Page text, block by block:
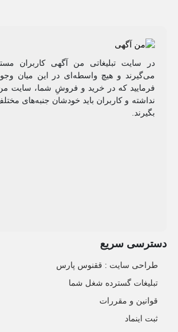
در سایت تبلیغاتی من آگهی کاربران
می‌گیرند و هیچ واسطه‌ای در این میان
فرمایید که در خرید و فروشِ شما، سایت
نداشته و کاربران باید خودشان جنبه‌های
بگیرند.
دسترسی سریع
طراحی سایت :‌ ققنوس پارس
تبلیغات گسترده شغل شما
قوانین و مقررات
ثبت اینماد